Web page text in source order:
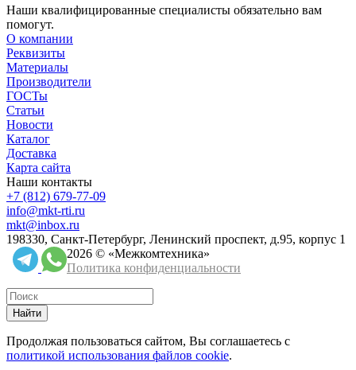
Наши квалифицированные специалисты обязательно вам
помогут.
О компании
Реквизиты
Материалы
Производители
ГОСТы
Статьи
Новости
Каталог
Доставка
Карта сайта
Наши контакты
+7 (812) 679-77-09
info@mkt-rti.ru
mkt@inbox.ru
198330, Санкт-Петербург, Ленинский проспект, д.95, корпус 1
2026 © «Межкомтехника»
Политика конфиденциальности
Найти
Продолжая пользоваться сайтом, Вы соглашаетесь с
политикой использования файлов cookie.